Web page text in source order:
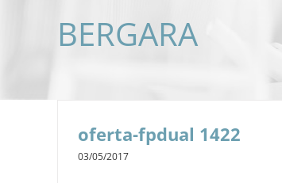
BERGARA
oferta-fpdual 1422
03/05/2017